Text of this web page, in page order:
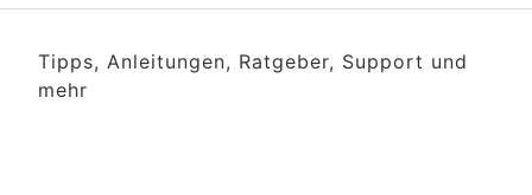
Tipps, Anleitungen, Ratgeber, Support und
mehr